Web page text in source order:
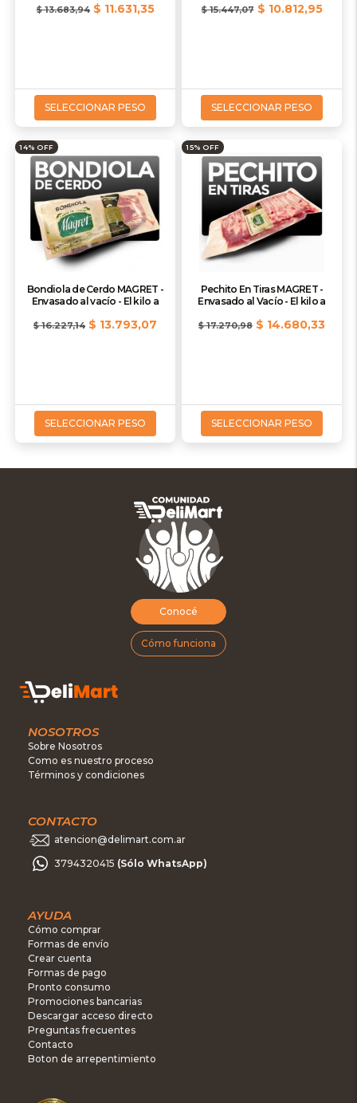
$ 13.683,94$ 11.631,35
SELECCIONAR PESO
$ 15.447,07$ 10.812,95
SELECCIONAR PESO
14% OFF
Bondiola de Cerdo MAGRET -
Envasado al vacío - El kilo a
$ 16.227,14 $ 13.793,07
SELECCIONAR PESO
15% OFF
Pechito En Tiras MAGRET -
Envasado al Vacío - El kilo a
$ 17.270,98 $ 14.680,33
SELECCIONAR PESO
Conocé
Cómo funciona
NOSOTROS
Sobre Nosotros
Como es nuestro proceso
Términos y condiciones
CONTACTO
atencion@delimart.com.ar
3794320415 (Sólo WhatsApp)
AYUDA
Cómo comprar
Formas de envío
Crear cuenta
Formas de pago
Pronto consumo
Promociones bancarias
Descargar acceso directo
Preguntas frecuentes
Contacto
Boton de arrepentimiento